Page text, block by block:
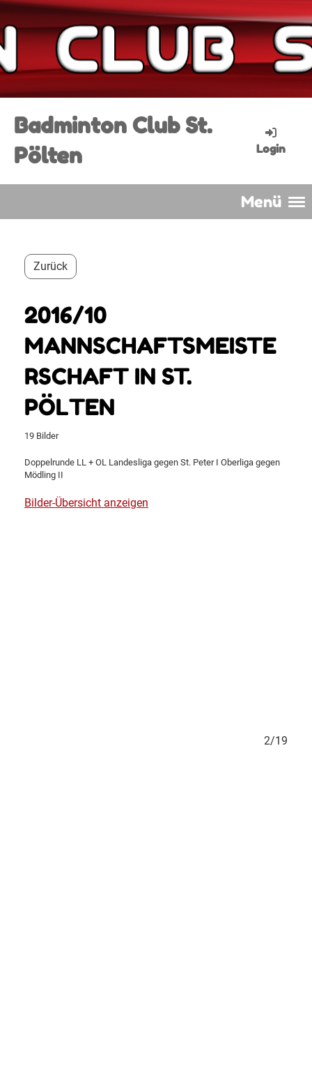
Badminton Club St.
Pölten
Login
Menü
Zurück
2016/10
MANNSCHAFTSMEISTE
RSCHAFT IN ST.
PÖLTEN
19 Bilder
Doppelrunde LL + OL Landesliga gegen St. Peter I Oberliga gegen
Mödling II
Bilder-Übersicht anzeigen
2/19